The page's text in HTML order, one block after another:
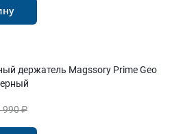
держатель Magssory Prime Geo
990 ₽